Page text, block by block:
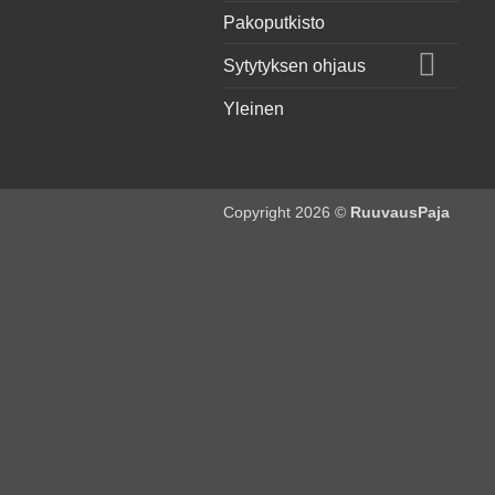
Pakoputkisto
Sytytyksen ohjaus
Yleinen
Copyright 2026 © RuuvausPaja